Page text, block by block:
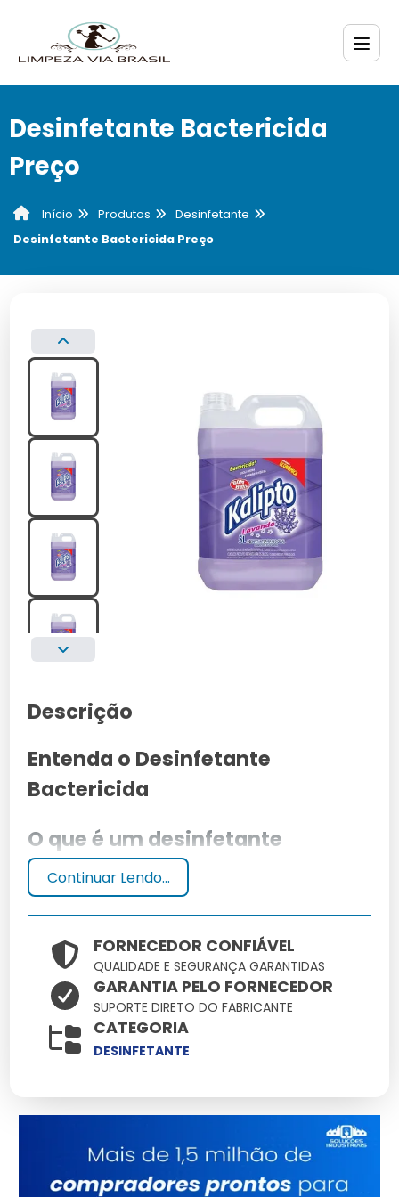
Desinfetante Bactericida
Preço
Início Produtos
Desinfetante
Desinfetante Bactericida Preço
Descrição
Entenda o Desinfetante
Bactericida
O que é um desinfetante
bactericida?
Um desinfetante bactericida é um produto químico
projetado para eliminar bactérias de superfícies,
garantindo um ambiente mais seguro e higienizado.
Como funciona um desinfetante
bactericida?
Benefícios do Desinfetante
Bactericida
Continuar Lendo...
FORNECEDOR CONFIÁVEL
QUALIDADE E SEGURANÇA GARANTIDAS
GARANTIA PELO FORNECEDOR
SUPORTE DIRETO DO FABRICANTE
CATEGORIA
DESINFETANTE